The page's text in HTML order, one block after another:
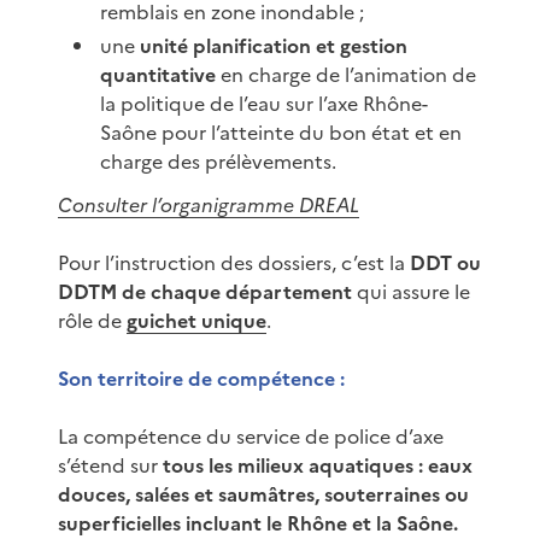
remblais en zone inondable ;
une unité planification et gestion
quantitativeen charge de l’animation de
la politique de l’eau sur l’axe Rhône-
Saône pour l’atteinte du bon état et en
charge des prélèvements.
Consulter l’organigramme DREAL
Pour l’instruction des dossiers, c’est la DDT ou
DDTM de chaque départementqui assure le
rôle de guichet unique.
Son territoire de compétence :
La compétence du service de police d’axe
s’étend surtous les milieux aquatiques : eaux
douces, salées et saumâtres, souterraines ou
superficielles incluant le Rhône et la Saône.